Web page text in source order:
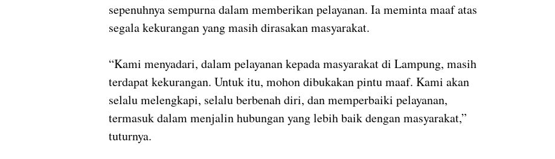
sepenuhnya sempurna dalam memberikan pelayanan. Ia meminta maaf atas
segala kekurangan yang masih dirasakan masyarakat.
“Kami menyadari, dalam pelayanan kepada masyarakat di Lampung, masih
terdapat kekurangan. Untuk itu, mohon dibukakan pintu maaf. Kami akan
selalu melengkapi, selalu berbenah diri, dan memperbaiki pelayanan,
termasuk dalam menjalin hubungan yang lebih baik dengan masyarakat,”
tuturnya.